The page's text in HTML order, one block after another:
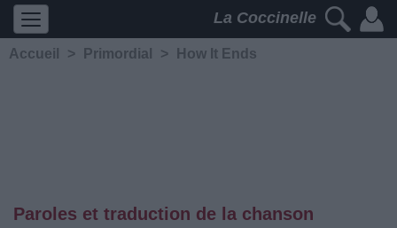
La Coccinelle
Accueil > Primordial > How It Ends
Paroles et traduction de la chanson